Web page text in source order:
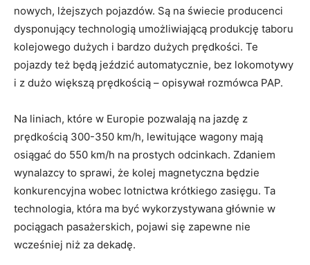
nowych, lżejszych pojazdów. Są na świecie producenci
dysponujący technologią umożliwiającą produkcję taboru
kolejowego dużych i bardzo dużych prędkości. Te
pojazdy też będą jeździć automatycznie, bez lokomotywy
i z dużo większą prędkością – opisywał rozmówca PAP.
Na liniach, które w Europie pozwalają na jazdę z
prędkością 300-350 km/h, lewitujące wagony mają
osiągać do 550 km/h na prostych odcinkach. Zdaniem
wynalazcy to sprawi, że kolej magnetyczna będzie
konkurencyjna wobec lotnictwa krótkiego zasięgu. Ta
technologia, która ma być wykorzystywana głównie w
pociągach pasażerskich, pojawi się zapewne nie
wcześniej niż za dekadę.